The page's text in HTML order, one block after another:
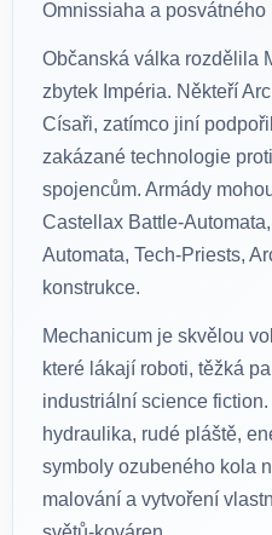
Omnissiaha a posvátného
Občanská válka rozdělila
zbytek Impéria. Někteří
Císaři, zatímco jiní
zakázané technologie
spojencům. Armády
Castellax Battle-
Automata, Tech-Priests,
konstrukce.
Mechanicum je skvělou
které lákají roboti, těžká
industriální science
hydraulika, rudé pláště,
symboly ozubeného kola
malování a vytvoření